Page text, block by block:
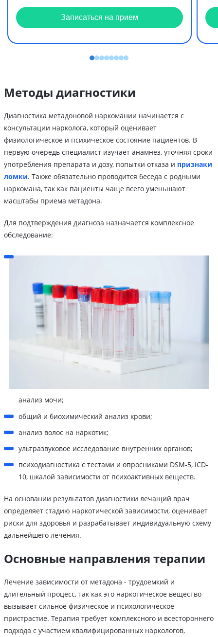
Записаться на прием
Методы диагностики
Диагностика метадоновой наркомании начинается с
консультации нарколога, который оценивает
физиологическое и психическое состояние пациентов. В
первую очередь специалист изучает анамнез, уточняя сроки
употребления препарата и дозу, попытки отказа и признаки
ломки. Также обязательно проводится беседа с родными
наркомана, так как пациенты чаще всего уменьшают
масштабы приема метадона.
Для подтверждения диагноза назначается комплексное
обследование:
анализ мочи;
общий и биохимический анализ крови;
анализ волос на наркотик;
ультразвуковое исследование внутренних органов;
психодиагностика с тестами и опросниками DSM-5, ICD-
10, шкалой зависимости от психоактивных веществ.
На основании результатов диагностики лечащий врач
определяет стадию наркотической зависимости, оценивает
риски для здоровья и разрабатывает индивидуальную схему
дальнейшего лечения.
Основные направления терапии
Лечение зависимости от метадона - трудоемкий и
длительный процесс, так как это наркотическое вещество
вызывает сильное физическое и психологическое
пристрастие. Терапия требует комплексного и всестороннего
подхода с участием квалифицированных наркологов,